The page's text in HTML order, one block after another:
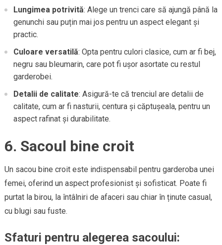
Lungimea potrivită: Alege un trenci care să ajungă până la
genunchi sau puțin mai jos pentru un aspect elegant și
practic.
Culoare versatilă: Opta pentru culori clasice, cum ar fi bej,
negru sau bleumarin, care pot fi ușor asortate cu restul
garderobei.
Detalii de calitate: Asigură-te că trenciul are detalii de
calitate, cum ar fi nasturii, centura și căptușeala, pentru un
aspect rafinat și durabilitate.
6. Sacoul bine croit
Un sacou bine croit este indispensabil pentru garderoba unei
femei, oferind un aspect profesionist și sofisticat. Poate fi
purtat la birou, la întâlniri de afaceri sau chiar în ținute casual,
cu blugi sau fuste.
Sfaturi pentru alegerea sacoului: